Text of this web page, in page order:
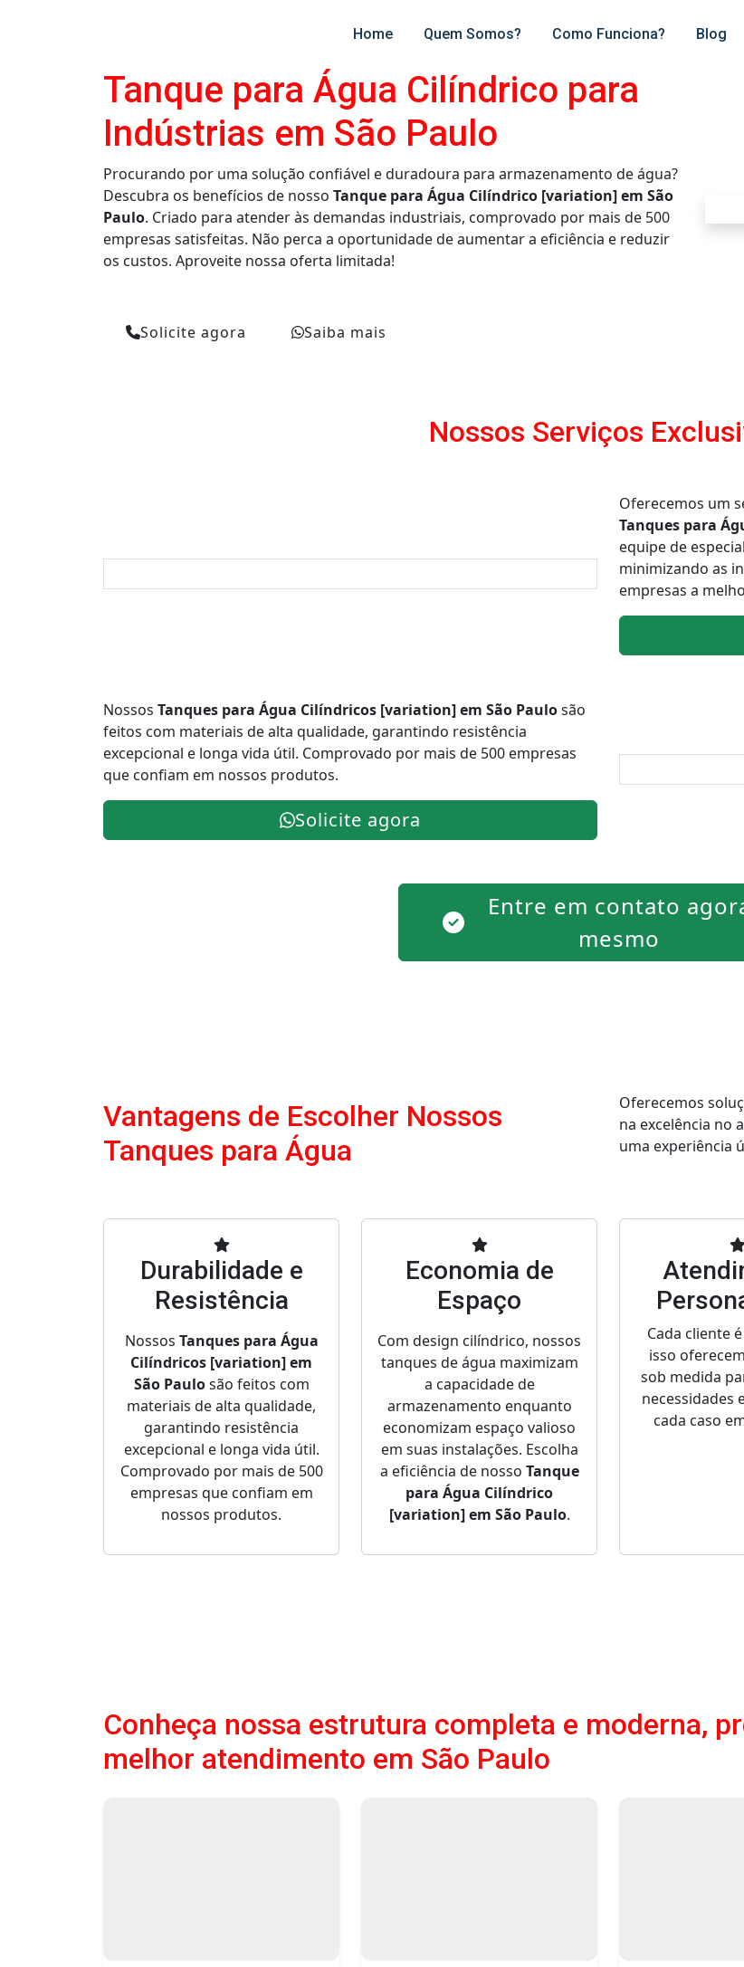
Home Quem Somos? Como Funciona? Blog
Tanque para Água Cilíndrico para
Indústrias em São Paulo
Procurando por uma solução confiável e duradoura para armazenamento de água?
Descubra os benefícios de nosso Tanque para Água Cilíndrico [variation] em São
Paulo. Criado para atender às demandas industriais, comprovado por mais de 500
empresas satisfeitas. Não perca a oportunidade de aumentar a eficiência e reduzir
os custos. Aproveite nossa oferta limitada!
Solicite agora Saiba mais
Nossos Serviços
Oferecemos um
Tanques para
equipe de
minimizando as
empresas a
Nossos Tanques para Água Cilíndricos [variation] em São Paulosão
feitos com materiais de alta qualidade, garantindo resistência
excepcional e longa vida útil. Comprovado por mais de 500 empresas
que confiam em nossos produtos.
Solicite agora
Entre em contato
mesmo
Vantagens de Escolher Nossos
Tanques para Água
Oferecemos
na excelência no
uma experiência
Durabilidade e
Resistência
Nossos Tanques para Água
Cilíndricos [variation] em
São Paulosão feitos com
materiais de alta qualidade,
garantindo resistência
excepcional e longa vida útil.
Comprovado por mais de 500
empresas que confiam em
nossos produtos.
Economia de
Espaço
Com design cilíndrico, nossos
tanques de água maximizam
a capacidade de
armazenamento enquanto
economizam espaço valioso
em suas instalações. Escolha
a eficiência de nosso Tanque
para Água Cilíndrico
[variation] em São Paulo.
Cada cliente
isso
sob medida
necessidades
cada caso
Conheça nossa estrutura completa e moderna,
melhor atendimento em São Paulo